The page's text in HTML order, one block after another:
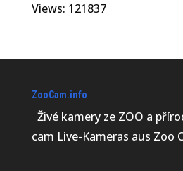
Views: 121837
ZooCam.info
Živé kamery ze ZOO a
cam Live-Kameras aus Zoo